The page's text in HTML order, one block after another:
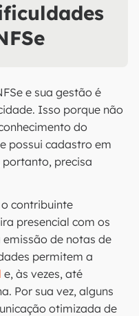
e sua gestão é
Isso porque não
do
possui cadastro em
portanto, precisa
contribuinte
presencial com os
de notas de
permitem a
e, às vezes, até
Por sua vez, alguns
otimizada de